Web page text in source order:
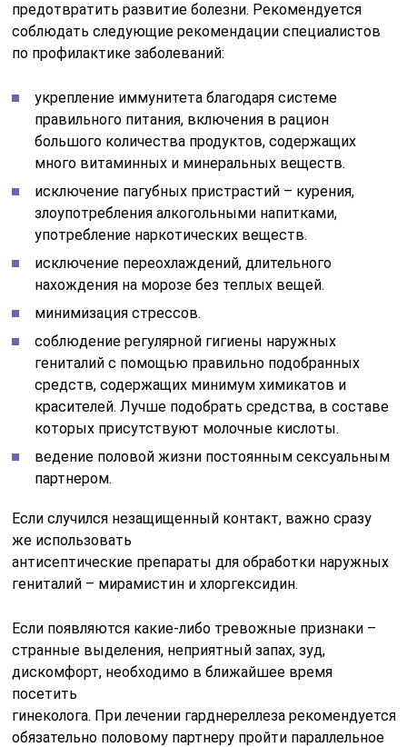
предотвратить развитиеболезни. Рекомендуется
соблюдать следующие рекомендации специалистов
по профилактике заболеваний:
укрепление иммунитета благодаря системе
правильного питания, включения в рацион
большого количества продуктов, содержащих
много витаминных и минеральных веществ.
исключение пагубных пристрастий – курения,
злоупотребления алкогольными напитками,
употребление наркотических веществ.
исключение переохлаждений, длительного
нахождения на морозе без теплых вещей.
минимизация стрессов.
соблюдение регулярной гигиены наружных
гениталий с помощью правильно подобранных
средств, содержащих минимум химикатов и
красителей. Лучше подобрать средства, в составе
которых присутствуют молочные кислоты.
ведение половой жизни постоянным сексуальным
партнером.
Если случился незащищенный контакт, важно сразу
же использовать
антисептические препараты для обработки наружных
гениталий – мирамистин и хлоргексидин.
Если появляются какие-либо тревожные признаки –
странные выделения, неприятный запах, зуд,
дискомфорт, необходимо в ближайшее время
посетить
гинеколога. При лечении гарднереллеза рекомендуется
обязательно половому партнеру пройти параллельное